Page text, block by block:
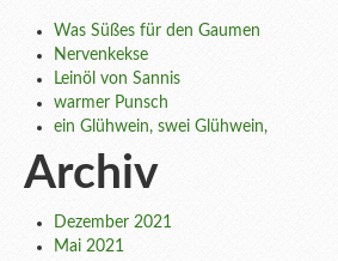
Was Süßes für den Gaumen
Nervenkekse
Leinöl von Sannis
warmer Punsch
ein Glühwein, swei Glühwein,
Archiv
Dezember 2021
Mai 2021